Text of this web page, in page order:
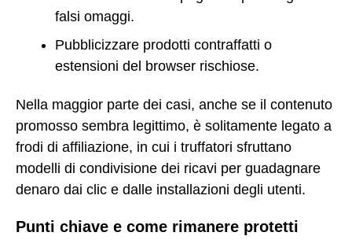
falsi omaggi.
Pubblicizzare prodotti contraffatti o
estensioni del browser rischiose.
Nella maggior parte dei casi, anche se il contenuto
promosso sembra legittimo, è solitamente legato a
frodi di affiliazione, in cui i truffatori sfruttano
modelli di condivisione dei ricavi per guadagnare
denaro dai clic e dalle installazioni degli utenti.
Punti chiave e come rimanere protetti